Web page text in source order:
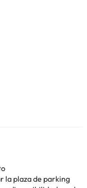
la plaza de parking